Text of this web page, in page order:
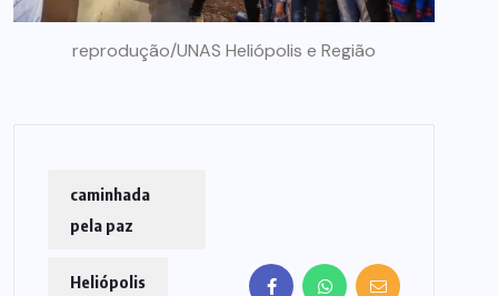
reprodução/UNAS Heliópolis e Região
caminhada
pela paz
Heliópolis